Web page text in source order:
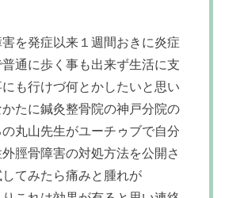
を発症以来１週間おきに炎症
通に歩く事も出来ず生活に支
も行けづ何とかしたいと思い
たに鍼灸整骨院の神戸分院の
丸山先生がユーチゥブで自分
脛骨障害の対処方法を公開さ
てみたら痛みと腫れが